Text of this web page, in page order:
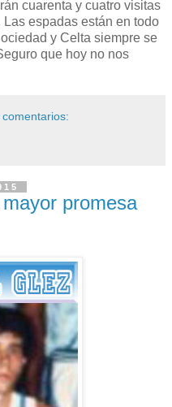
cuarenta y cuatro visitas
espadas están en todo
y Celta siempre se
que hoy no nos
comentarios:
promesa